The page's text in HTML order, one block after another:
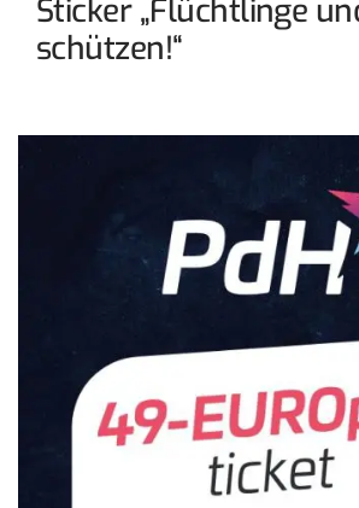
Sticker „Flüchtlinge
schützen!“